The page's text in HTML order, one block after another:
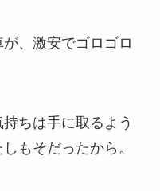
、激安でゴロゴロ
ちは手に取るよう
もそだったから。